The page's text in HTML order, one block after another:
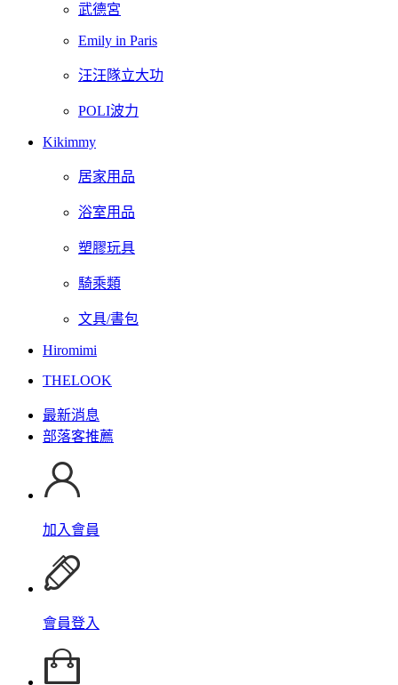
武德宮
Emily in Paris
汪汪隊立大功
POLI波力
Kikimmy
居家用品
浴室用品
塑膠玩具
騎乘類
文具/書包
Hiromimi
THELOOK
最新消息
部落客推薦
加入會員
會員登入